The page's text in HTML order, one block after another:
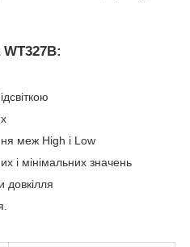
WT327B:
меж High і Low
і мінімальних значень
довкілля